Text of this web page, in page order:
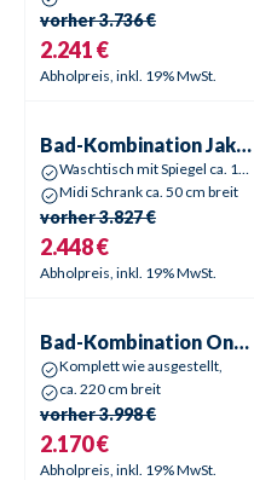
vorher3.736 €
2.241 €
Abholpreis, inkl. 19% MwSt.
Sale % - 37
Bad-Kombination Jakota
Waschtisch mit Spiegel ca. 100 cm breit,
Midi Schrank ca. 50 cm breit
vorher3.827 €
2.448 €
Abholpreis, inkl. 19% MwSt.
Sale % -46
Bad-Kombination Ontario
Komplett wie ausgestellt,
ca. 220 cm breit
vorher3.998 €
2.170 €
Abholpreis, inkl. 19% MwSt.